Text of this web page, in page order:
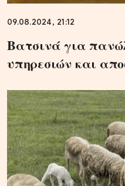
09.08.2024, 21:12
Βατσινά για
υπηρεσιών και